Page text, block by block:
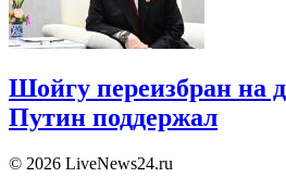
Шойгу переизбран на
Путин поддержал
© 2026 LiveNews24.ru